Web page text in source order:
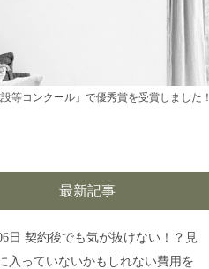
等コンクール」で優秀賞を受賞しました！
最新記事
日 契約後でも気が抜けない！？見
入っていないかもしれない費用を